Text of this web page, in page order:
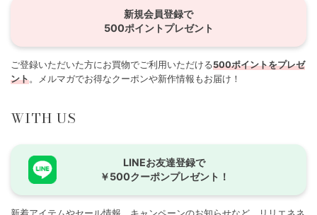
新規会員登録で
500ポイントプレゼント
ご登録いただいた方にお買物でご利用いただける500ポイントをプレゼ
ント。メルマガでお得なクーポンや新作情報もお届け！
WITH US
LINEお友達登録で
￥500クーポンプレゼント！